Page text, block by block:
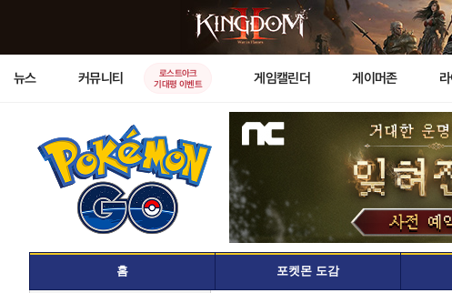
뉴스 커뮤니티
로스트아크
기대평 이벤트
게임캘린더 게이머존
홈 포켓몬 도감